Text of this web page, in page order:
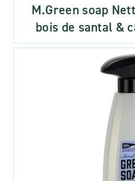
M.Green soap
bois de santal &